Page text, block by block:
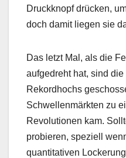
Druckknopf drücken,
doch damit liegen sie
Das letzt Mal, als die
aufgedreht hat, sind
Rekordhochs
Schwellenmärkten zu
Revolutionen kam.
probieren, speziell
quantitativen